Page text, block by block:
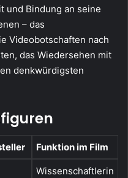
und Bindung an seine
– das
Videobotschaften nach
das Wiedersehen mit
denkwürdigsten
Funktion im Film
Wissenschaftlerin